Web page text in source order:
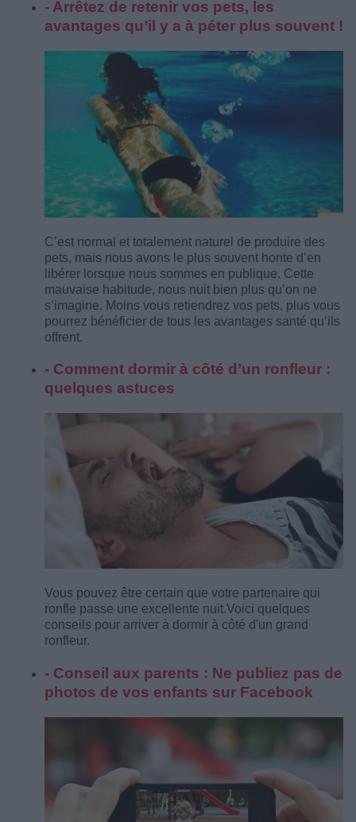
- Arrêtez de retenir vos pets, les
avantages qu’il y a à péter plus souvent !
C’est normal et totalement naturel de produire des
pets, mais nous avons le plus souvent honte d’en
libérer lorsque nous sommes en publique. Cette
mauvaise habitude, nous nuit bien plus qu’on ne
s’imagine. Moins vous retiendrez vos pets, plus vous
pourrez bénéficier de tous les avantages santé qu’ils
offrent.
- Comment dormir à côté d’un ronfleur :
quelques astuces
Vous pouvez être certain que votre partenaire qui
ronfle passe une excellente nuit.Voici quelques
conseils pour arriver à dormir à côté d'un grand
ronfleur.
- Conseil aux parents : Ne publiez pas de
photos de vos enfants sur Facebook